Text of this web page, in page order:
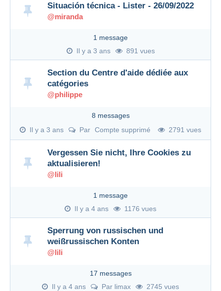
Situación técnica - Lister - 26/09/2022
@miranda
1 message
Il y a 3 ans
891 vues
Section du Centre d'aide dédiée aux
catégories
@philippe
8 messages
Il y a 3 ans
Par Compte supprimé 2791 vues
Vergessen Sie nicht, Ihre Cookies zu
aktualisieren!
@lili
1 message
Il y a 4 ans
1176 vues
Sperrung von russischen und
weißrussischen Konten
@lili
17 messages
Il y a 4 ans
Par limax 2745 vues